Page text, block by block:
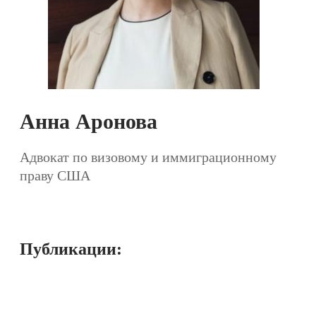
Анна Аронова
Адвокат по визовому и иммиграционному
праву США
Публикации: